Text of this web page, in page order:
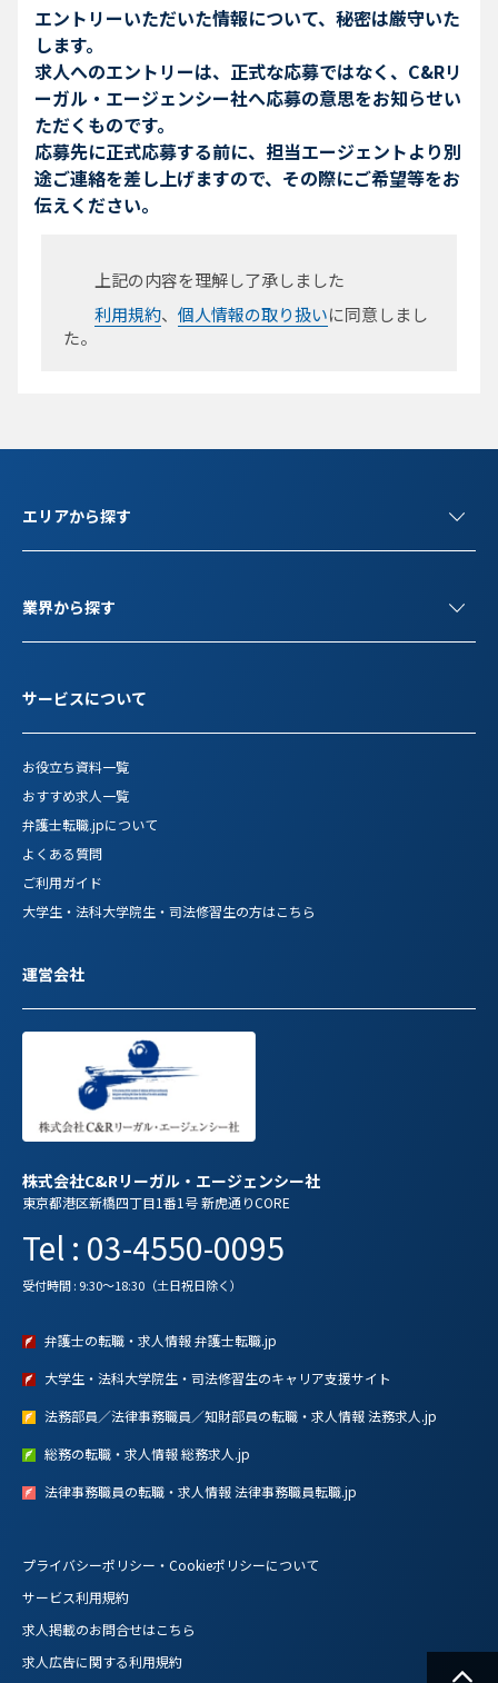
エントリーいただいた情報について、秘密は厳守いた
します。
求人へのエントリーは、正式な応募ではなく、C&Rリ
ーガル・エージェンシー社へ応募の意思をお知らせい
ただくものです。
応募先に正式応募する前に、担当エージェントより別
途ご連絡を差し上げますので、その際にご希望等をお
伝えください。
上記の内容を理解し了承しました
利用規約、 個人情報の取り扱いに同意しまし
た。
エリアから探す
業界から探す
サービスについて
お役立ち資料一覧
おすすめ求人一覧
弁護士転職.jpについて
よくある質問
ご利用ガイド
大学生・法科大学院生・司法修習生の方はこちら
運営会社
株式会社C&Rリーガル・エージェンシー社
東京都港区新橋四丁目1番1号 新虎通りCORE
Tel : 03-4550-0095
受付時間 : 9:30～18:30（土日祝日除く）
弁護士の転職・求人情報 弁護士転職.jp
大学生・法科大学院生・司法修習生のキャリア支援サイト
法務部員／法律事務職員／知財部員の転職・求人情報 法務求人.jp
総務の転職・求人情報 総務求人.jp
法律事務職員の転職・求人情報 法律事務職員転職.jp
プライバシーポリシー・Cookieポリシーについて
サービス利用規約
求人掲載のお問合せはこちら
求人広告に関する利用規約